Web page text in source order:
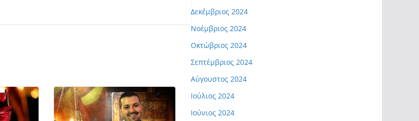
Δεκέμβριος 2024
Νοέμβριος 2024
Οκτώβριος 2024
Σεπτέμβριος 2024
Αύγουστος 2024
Ιούλιος 2024
Ιούνιος 2024